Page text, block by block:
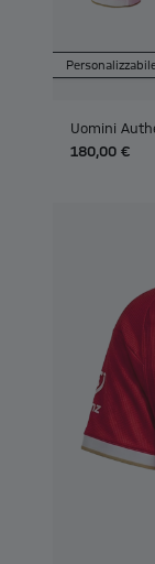
Uomini
180,00 €